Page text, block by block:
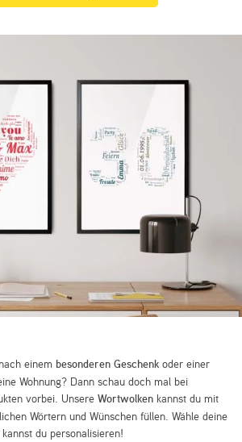
einem besonderen Geschenk oder einer
Wohnung? Dann schau doch mal bei
vorbei. UnsereWortwolken kannst du mit
Wörtern und Wünschen füllen. Wähle deine
du personalisieren!